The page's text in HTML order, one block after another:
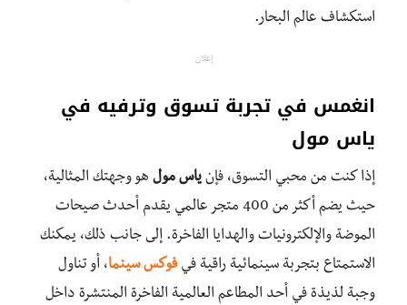
استكشاف عالم البحار.
إعلان
انغمس في تجربة تسوق وترفيه في
ياس مول
إذا كنت من محبي التسوق، فإنياس مول هو وجهتك المثالية،
حيث يضم أكثر من 400 متجر عالمي يقدم أحدث صيحات
الموضة والإلكترونيات والهدايا الفاخرة. إلى جانب ذلك، يمكنك
الاستمتاع بتجربة سينمائية راقية فيفوكس سينما، أو تناول
وجبة لذيذة في أحد المطاعم العالمية الفاخرة المنتشرة داخل